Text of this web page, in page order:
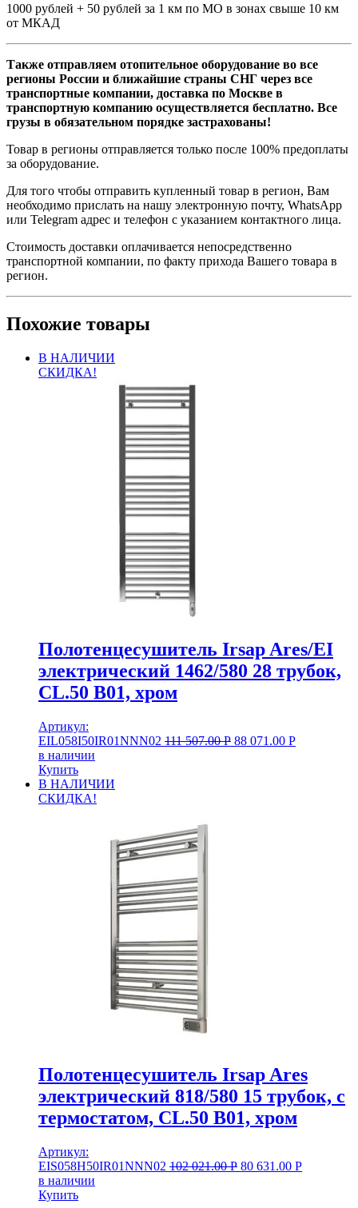
1000 рублей + 50 рублей за 1 км по МО в зонах свыше 10 км
от МКАД
Также отправляем отопительное оборудование во все
регионы России и ближайшие страны СНГ через все
транспортные компании, доставка по Москве в
транспортную компанию осуществляется бесплатно. Все
грузы в обязательном порядке застрахованы!
Товар в регионы отправляется только после 100% предоплаты
за оборудование.
Для того чтобы отправить купленный товар в регион, Вам
необходимо прислать на нашу электронную почту, WhatsApp
или Telegram адрес и телефон с указанием контактного лица.
Стоимость доставки оплачивается непосредственно
транспортной компании, по факту прихода Вашего товара в
регион.
Похожие товары
В НАЛИЧИИ
СКИДКА!
Полотенцесушитель Irsap Ares/EI
электрический 1462/580 28 трубок,
CL.50 B01, хром
Артикул:
EIL058I50IR01NNN02 111 507.00Р 88 071.00 Р
в наличии
Купить
В НАЛИЧИИ
СКИДКА!
Полотенцесушитель Irsap Ares
электрический 818/580 15 трубок, с
термостатом, CL.50 B01, хром
Артикул:
EIS058H50IR01NNN02 102 021.00Р 80 631.00 Р
в наличии
Купить